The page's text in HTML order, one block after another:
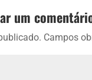
um
Campos